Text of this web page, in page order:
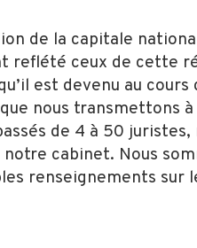
de la capitale
ceux de cette
est devenu au cours
nous transmettons
de 4 à 50
cabinet. Nous
renseignements sur